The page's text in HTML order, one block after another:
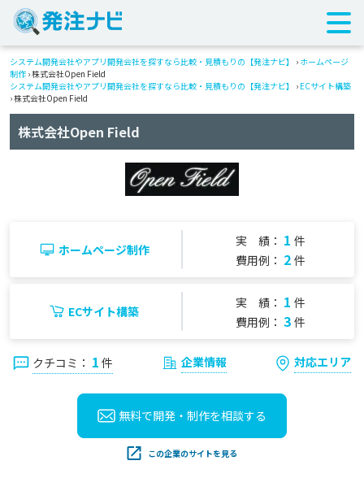
システム開発会社やアプリ開発会社を探すなら比較・見積もりの【発注ナビ】 › ホームページ
制作 › 株式会社Open Field
システム開発会社やアプリ開発会社を探すなら比較・見積もりの【発注ナビ】
› ECサイト構築
› 株式会社Open Field
株式会社Open Field
ホームページ制作
実 績： 1 件
費用例： 2 件
ECサイト構築
実 績： 1 件
費用例： 3 件
クチコミ： 1 件 企業情報 対応エリア
無料で開発・制作を相談する
この企業のサイトを見る